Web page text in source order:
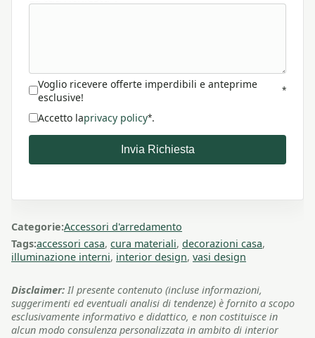
Voglio ricevere offerte imperdibili e anteprime
esclusive!
*
Accetto laprivacy policy*.
Invia Richiesta
Categorie:Accessori d'arredamento
Tags:accessori casa, cura materiali, decorazioni casa,
illuminazione interni, interior design, vasi design
Disclaimer: Il presente contenuto (incluse informazioni,
suggerimenti ed eventuali analisi di tendenze) è fornito a scopo
esclusivamente informativo e didattico, e non costituisce in
alcun modo consulenza personalizzata in ambito di interior